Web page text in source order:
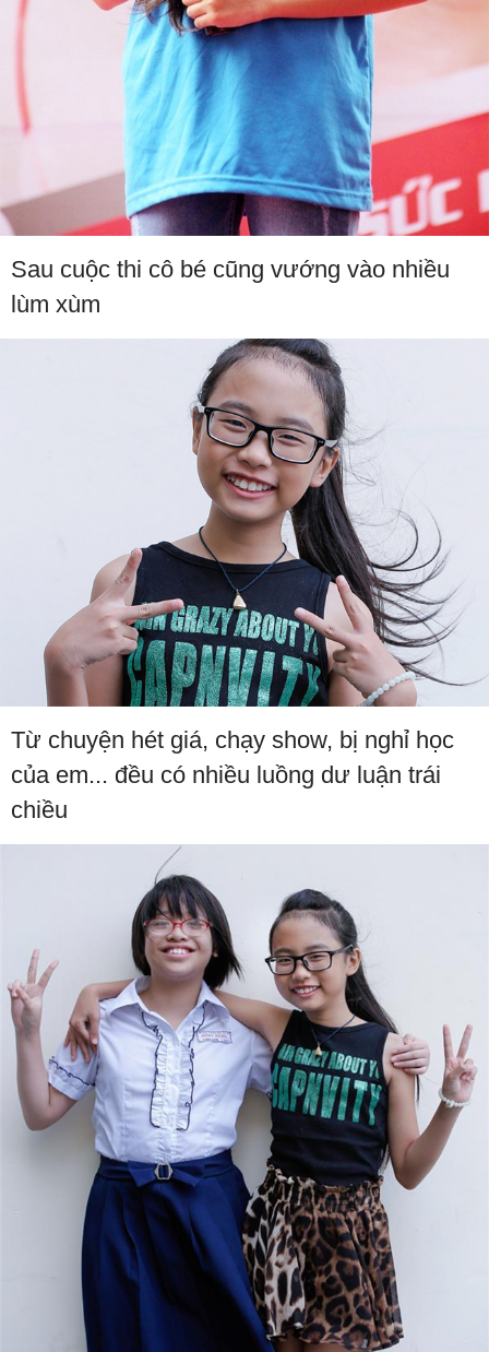
Sau cuộc thi cô bé cũng vướng vào nhiều
lùm xùm
Từ chuyện hét giá, chạy show, bị nghỉ học
của em... đều có nhiều luồng dư luận trái
chiều